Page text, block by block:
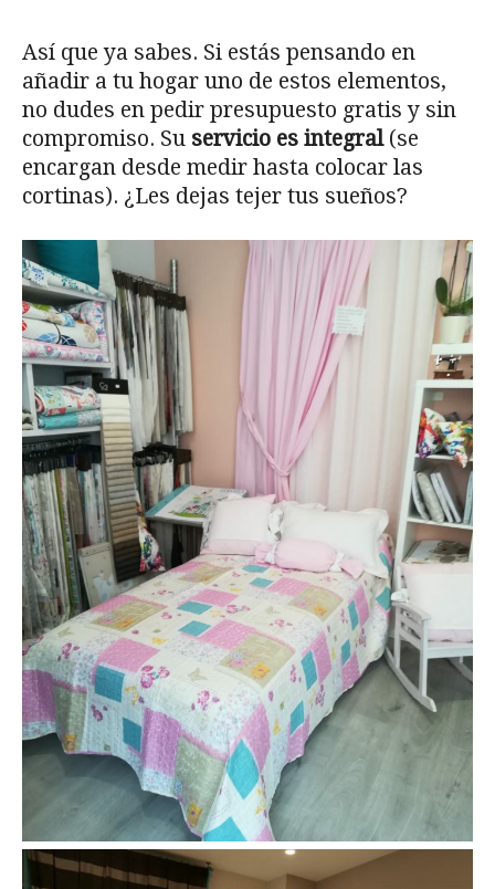
Así que ya sabes. Si estás pensando en
añadir a tu hogar uno de estos elementos,
no dudes en pedir presupuesto gratis y sin
compromiso. Su servicio es integral(se
encargan desde medir hasta colocar las
cortinas). ¿Les dejas tejer tus sueños?